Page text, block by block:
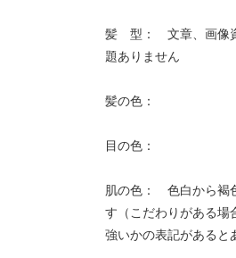
髪 型： 文章、画像
題ありません
髪の色：
目の色：
肌の色： 色白から褐
す（こだわりがある場
強いかの表記があると